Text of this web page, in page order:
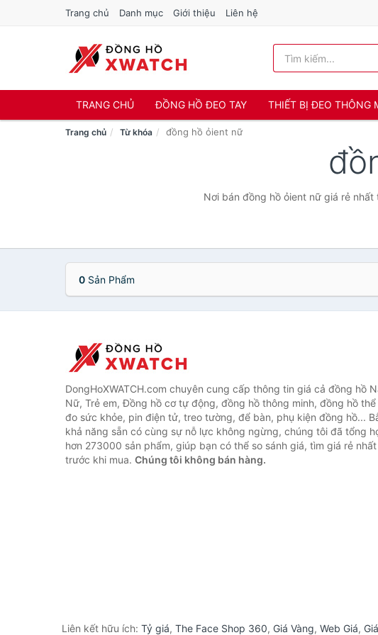
Trang chủ Danh mục Giới thiệu Liên hệ
TRANG CHỦ ĐỒNG HỒ ĐEO TAY THIẾT BỊ ĐEO THÔNG
Trang chủ Từ khóa đồng hồ ỏient nữ
Nơi bán đồng hồ ỏient nữ giá rẻ
0 Sản Phẩm
DongHoXWATCH.com chuyên cung cấp thông tin giá cả đồng hồ
Nữ, Trẻ em, Đồng hồ cơ tự động, đồng hồ thông minh, đồng hồ thể
đo sức khỏe, pin điện tử, treo tường, để bàn, phụ kiện đồng hồ...
khả năng sẵn có cùng sự nỗ lực không ngừng, chúng tôi đã tổng
hơn 273000 sản phẩm, giúp bạn có thể so sánh giá, tìm giá rẻ nhất
trước khi mua. Chúng tôi không bán hàng.
Liên kết hữu ích: Tỷ giá, The Face Shop 360, Giá Vàng, Web Giá,